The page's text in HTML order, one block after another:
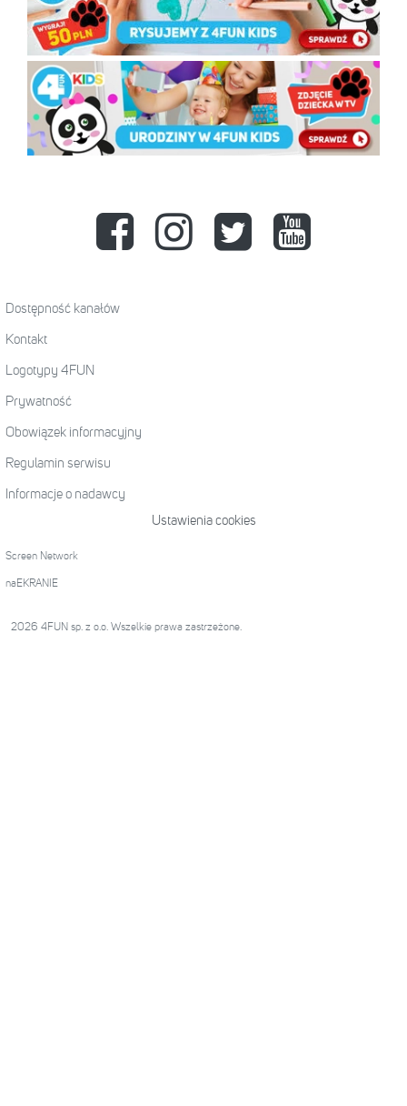
Dostępność kanałów
Kontakt
Logotypy 4FUN
Prywatność
Obowiązek informacyjny
Regulamin serwisu
Informacje o nadawcy
Ustawienia cookies
Screen Network
naEKRANIE
2026 4FUN sp. z o.o. Wszelkie prawa zastrzeżone.